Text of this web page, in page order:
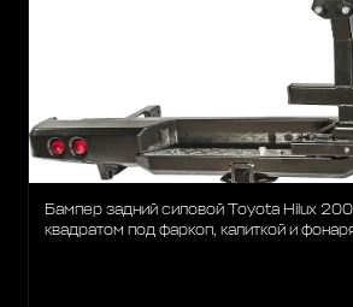
Бампер задний силовой Toyota Hilux
квадратом под фаркоп, калиткой и